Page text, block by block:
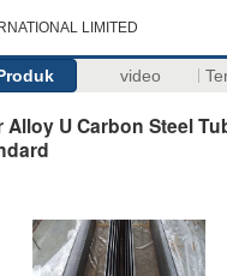
LIMITED
video
Alloy U Carbon Steel